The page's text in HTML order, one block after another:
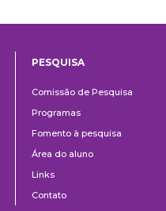
PESQUISA
Comissão de Pesquisa
Programas
Fomento à pesquisa
Área do aluno
Links
Contato